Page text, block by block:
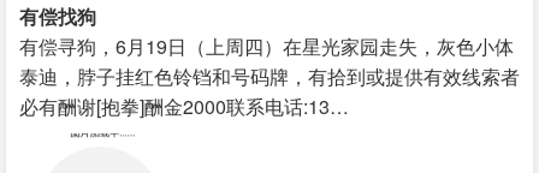
有偿找狗
有偿寻狗，6月19日（上周四）在星光家园走失，灰色小体
泰迪，脖子挂红色铃铛和号码牌，有拾到或提供有效线索者
必有酬谢[抱拳]酬金2000 ​联系电话:13…